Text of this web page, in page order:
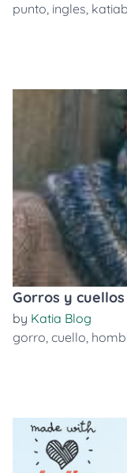
punto, ingles,
Gorros y
by Katia Blog
gorro, cuello,